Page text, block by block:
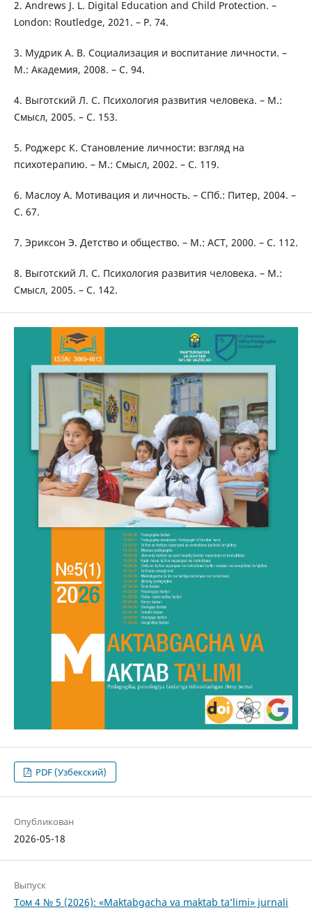
2. Andrews J. L. Digital Education and Child Protection. –
London: Routledge, 2021. – P. 74.
3. Мудрик А. В. Социализация и воспитание личности. –
М.: Академия, 2008. – С. 94.
4. Выготский Л. С. Психология развития человека. – М.:
Смысл, 2005. – С. 153.
5. Роджерс К. Становление личности: взгляд на
психотерапию. – М.: Смысл, 2002. – С. 119.
6. Маслоу А. Мотивация и личность. – СПб.: Питер, 2004. –
С. 67.
7. Эриксон Э. Детство и общество. – М.: АСТ, 2000. – С. 112.
8. Выготский Л. С. Психология развития человека. – М.:
Смысл, 2005. – С. 142.
PDF (Узбекский)
Опубликован
2026-05-18
Выпуск
Том 4 № 5 (2026): «Maktabgacha va maktab ta’limi» jurnali